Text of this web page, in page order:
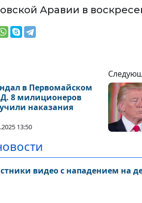
Аравии в
в Первомайском
8 милиционеров
наказания
13:50
видео с нападением на